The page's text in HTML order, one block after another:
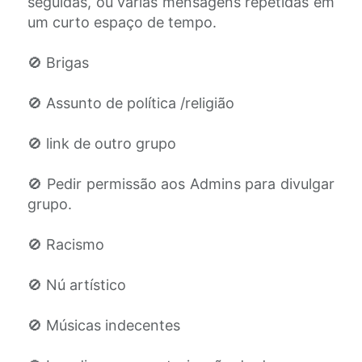
um curto espaço de tempo.
🚫 Brigas
🚫 Assunto de política /religião
🚫 link de outro grupo
🚫 Pedir permissão aos Admins para divulgar
grupo.
🚫 Racismo
🚫 Nú artístico
🚫 Músicas indecentes